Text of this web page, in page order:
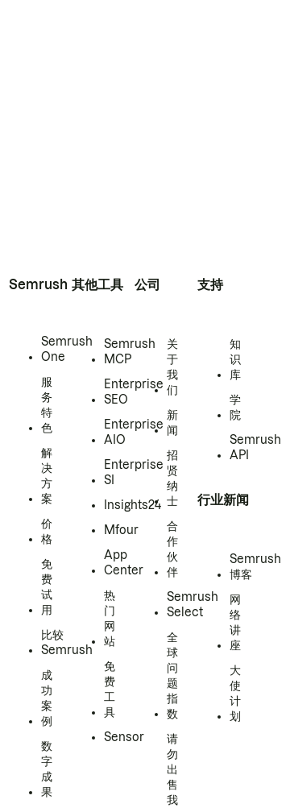
Semrush
Semrush
One
服
务
特
色
解
决
方
案
价
格
免
费
试
用
比较
Semrush
成
功
案
例
数
字
成
果
其他工具
Semrush
MCP
Enterprise
SEO
Enterprise
AIO
Enterprise
SI
Insights24
Mfour
App
Center
热
门
网
站
免
费
工
具
Sensor
公司
关
于
我
们
新
闻
招
贤
纳
士
合
作
伙
伴
Semrush
Select
全
球
问
题
指
数
请
勿
出
售
我
支持
知
识
库
学
院
Semrush
API
行业新闻
Semrush
博客
网
络
讲
座
大
使
计
划